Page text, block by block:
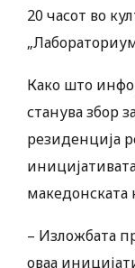
20 часот во
Како што
станува збор
резиденција
македонската
– Изложбата
оваа